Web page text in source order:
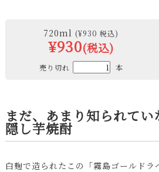
720ml (¥930 税込)
¥930(税込)
売り切れ 本
まだ、あまり知られて
隠し芋焼酎
白麹で造られたこの「霧島ゴールドラ